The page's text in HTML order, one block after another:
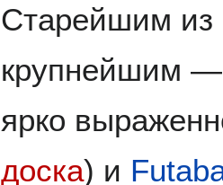
Старейшим из
крупнейшим —
ярко
доска) и